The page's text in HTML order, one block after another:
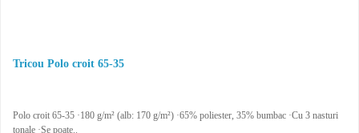
Tricou Polo croit 65-35
Polo croit 65-35 ·180 g/m² (alb: 170 g/m²) ·65% poliester, 35% bumbac ·Cu 3 nasturi
tonale ·Se poate..